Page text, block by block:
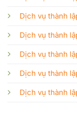
Dịch vụ thành
Dịch vụ thành
Dịch vụ thành
Dịch vụ thành
Dịch vụ thành